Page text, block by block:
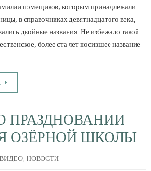
помещиков, которым принадлежали.
в справочниках девятнадцатого века,
двойные названия. Не избежало такой
более ста лет носившее название
ПРАЗДНОВАНИИ
ОЗЁРНОЙ ШКОЛЫ
ВИДЕО, НОВОСТИ